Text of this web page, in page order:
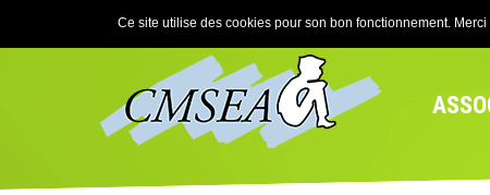
Ce site utilise des cookies pour son bon fonctionnement.